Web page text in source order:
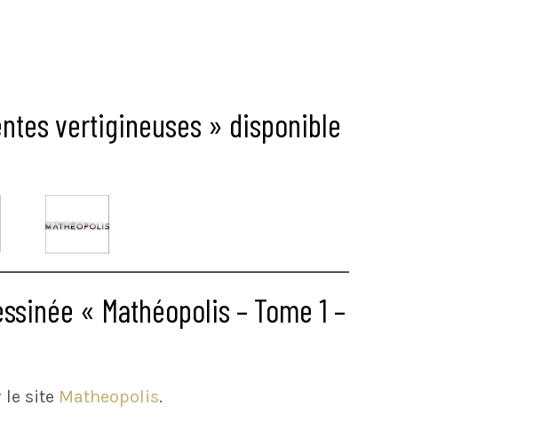
vertigineuses » disponible
« Mathéopolis – Tome 1 –
le site Matheopolis.